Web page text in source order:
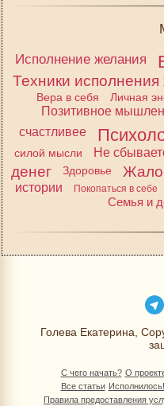
Исполнение желания
Техники
Вера в себя Личная
Позитивное
счастливее
силой мысли
Не
денег
Здоровье
истории
Покопаться в себе
Семья и
Голева Екатерина,
С чего начать? О
Все статьи Исполнилось!
Правила предоставления